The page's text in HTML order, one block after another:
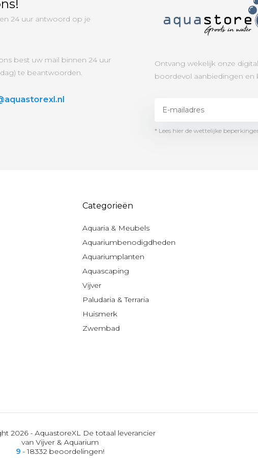
24 uur antwoord op je
best uw mail binnen 24 uur
te beantwoorden.
Ontvang wekelijk onze
boordevol aanbiedingen en
* Lees hier de wettelijke
Categorieën
Aquaria & Meubels
Aquariumbenodigdheden
Aquariumplanten
Aquascaping
Vijver
Paludaria & Terraria
Huismerk
Zwembad
2026 - AquastoreXL De totaal leverancier
van Vijver & Aquarium
9 - 18332 beoordelingen!